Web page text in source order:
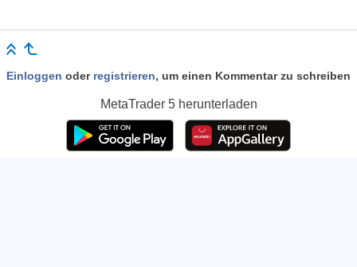
Einloggen oder registrieren, um einen Kommentar zu schreiben
MetaTrader 5herunterladen